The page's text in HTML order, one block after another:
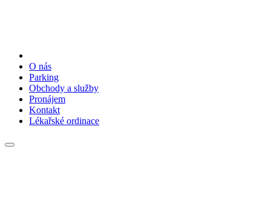
O nás
Parking
Obchody a služby
Pronájem
Kontakt
Lékařské ordinace